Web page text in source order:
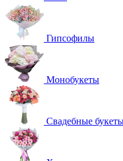
Гипсофилы
Монобукеты
Свадебные